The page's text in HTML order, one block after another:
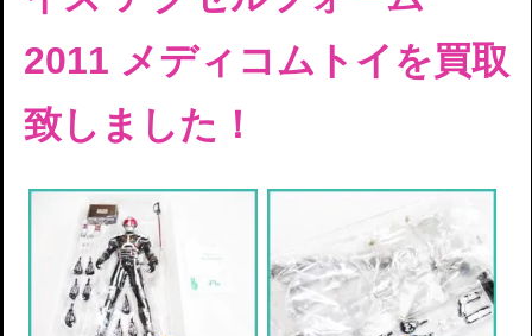
2011 メディコムトイを買取
致しました！